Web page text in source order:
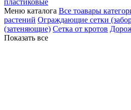
пластиковые
Меню каталога Все тоавары
растений Ограждающие сетки
(затеняющие) Сетка от кротов
Показать все